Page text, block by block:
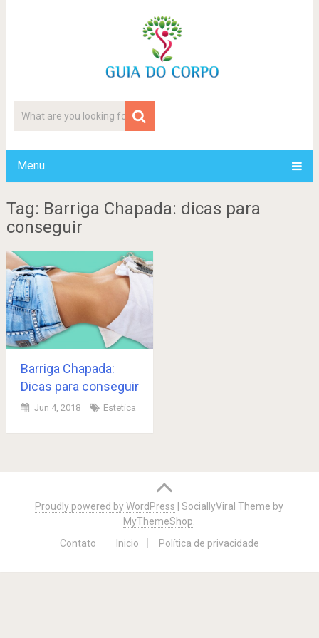
Menu
Tag: Barriga Chapada: dicas para
conseguir
Barriga Chapada:
Dicas para conseguir
Jun 4, 2018 Estetica
navigation
Proudly powered by WordPress |SociallyViral Theme by
MyThemeShop
Contato
Inicio Política de privacidade